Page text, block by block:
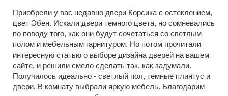
Приобрели у вас недавно двери Корсика с остеклением,
цвет Эбен. Искали двери темного цвета, но сомневались
по поводу того, как они будут сочетаться со светлым
полом и мебельным гарнитуром. Но потом прочитали
интересную статью о выборе дизайна дверей на вашем
сайте, и решили смело сделать так, как задумали.
Получилось идеально - светлый пол, темные плинтус и
двери. В комнату выбрали яркую мебель. Благодарим